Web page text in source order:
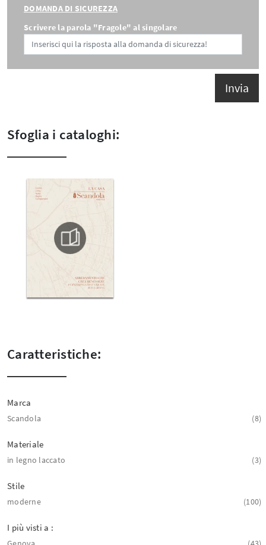
DOMANDA DI SICUREZZA
Scrivere la parola "Fragole" al singolare
Invia
Sfoglia i cataloghi:
Caratteristiche:
Marca
Scandola 8
Materiale
in legno laccato 3
Stile
moderne 100
I più visti a :